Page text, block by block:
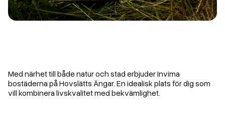
Med närhet till både natur och stad erbjuder Invima
bostäderna på Hovslätts Ängar. En idealisk plats för dig som
vill kombinera livskvalitet med bekvämlighet.